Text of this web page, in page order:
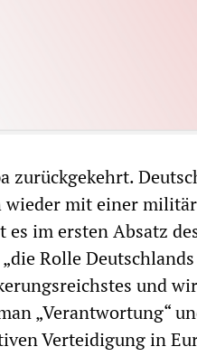
zurückgekehrt.
wieder mit einer
im ersten Absatz
Rolle
und
„Verantwortung“
Verteidigung in